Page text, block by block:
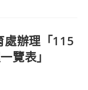
處辦理「115
覽表」